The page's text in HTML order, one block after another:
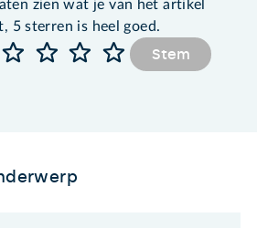
zien wat je van het artikel
5 sterren is heel goed.
Stem